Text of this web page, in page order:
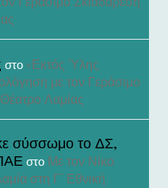
Γεράσιμο Σκιαδαρέση
στο «Εκτός Ύλης
με τον Γεράσιμο
Λαμίας
σύσσωμο το ΔΣ,
στο Με τον Νίκο
στη Γ’ Εθνική